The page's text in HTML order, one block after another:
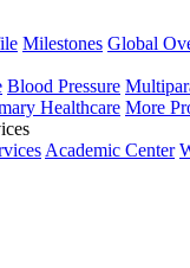
Milestones Global
Blood Pressure
Healthcare More
Academic Center